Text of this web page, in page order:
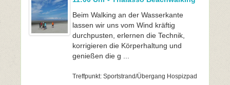
Beim Walking an der Wasserkante
lassen wir uns vom Wind kräftig
durchpusten, erlernen die Technik,
korrigieren die Körperhaltung und
genießen die g ...
Treffpunkt: Sportstrand/Übergang Hospizpad